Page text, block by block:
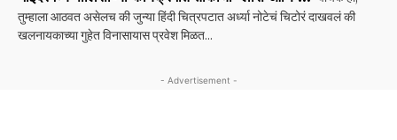
तुम्हाला आठवत असेलच की जुन्या हिंदी चित्रपटात अर्ध्या नोटेचं चिटोरं दाखवलं की
खलनायकाच्या गुहेत विनासायास प्रवेश मिळत...
- Advertisement -